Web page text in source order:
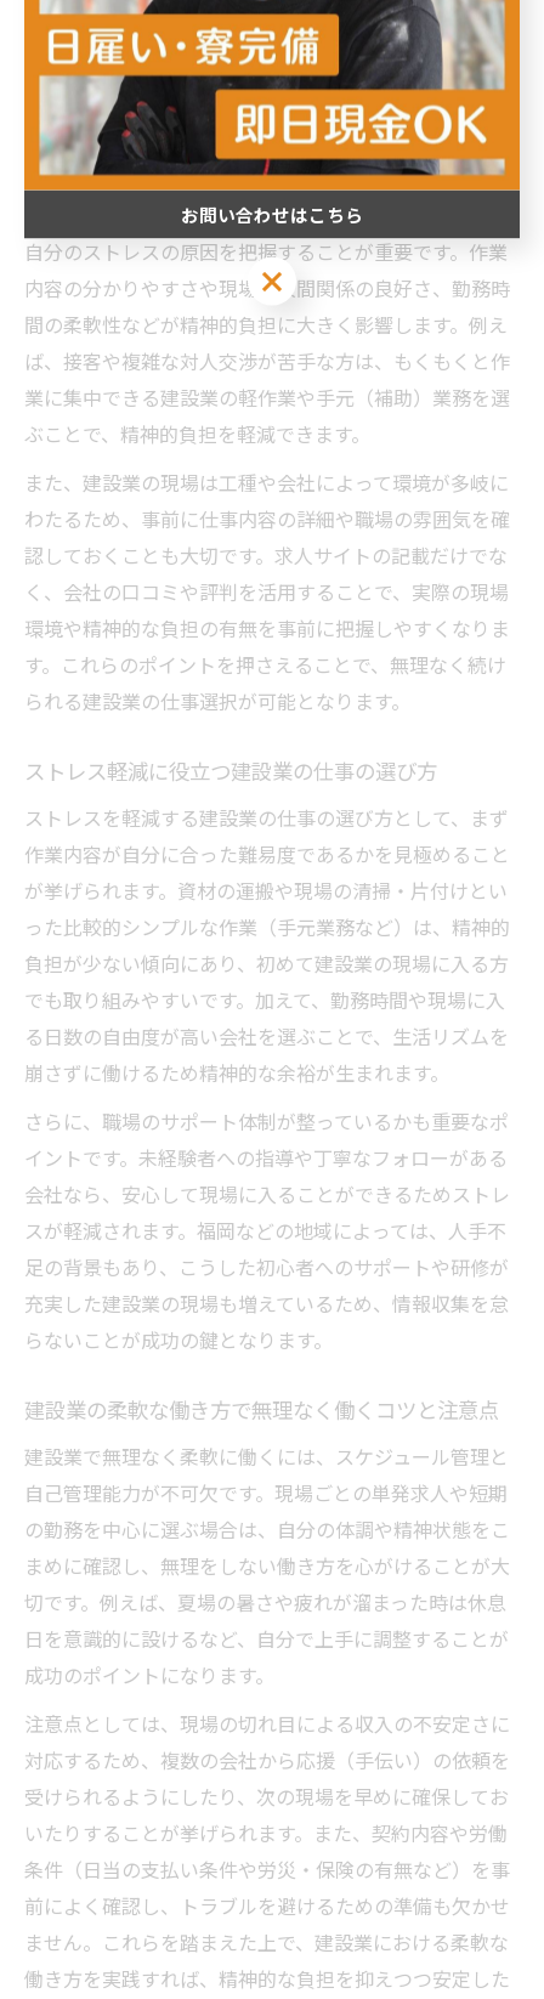
秘訣
建設業で精神的に楽な現場を見極める方法
建設業で精神的に楽な現場や職種を見極めるには、まず
自分のストレスの原因を把握することが重要です。作業
内容の分かりやすさや現場の人間関係の良好さ、勤務時
間の柔軟性などが精神的負担に大きく影響します。例え
ば、接客や複雑な対人交渉が苦手な方は、もくもくと作
業に集中できる建設業の軽作業や手元（補助）業務を選
ぶことで、精神的負担を軽減できます。
また、建設業の現場は工種や会社によって環境が多岐に
わたるため、事前に仕事内容の詳細や職場の雰囲気を確
認しておくことも大切です。求人サイトの記載だけでな
く、会社の口コミや評判を活用することで、実際の現場
環境や精神的な負担の有無を事前に把握しやすくなりま
す。これらのポイントを押さえることで、無理なく続け
られる建設業の仕事選択が可能となります。
ストレス軽減に役立つ建設業の仕事の選び方
ストレスを軽減する建設業の仕事の選び方として、まず
作業内容が自分に合った難易度であるかを見極めること
が挙げられます。資材の運搬や現場の清掃・片付けとい
った比較的シンプルな作業（手元業務など）は、精神的
負担が少ない傾向にあり、初めて建設業の現場に入る方
でも取り組みやすいです。加えて、勤務時間や現場に入
る日数の自由度が高い会社を選ぶことで、生活リズムを
崩さずに働けるため精神的な余裕が生まれます。
さらに、職場のサポート体制が整っているかも重要なポ
イントです。未経験者への指導や丁寧なフォローがある
会社なら、安心して現場に入ることができるためストレ
スが軽減されます。福岡などの地域によっては、人手不
足の背景もあり、こうした初心者へのサポートや研修が
充実した建設業の現場も増えているため、情報収集を怠
らないことが成功の鍵となります。
建設業の柔軟な働き方で無理なく働くコツと注意点
建設業で無理なく柔軟に働くには、スケジュール管理と
自己管理能力が不可欠です。現場ごとの単発求人や短期
の勤務を中心に選ぶ場合は、自分の体調や精神状態をこ
まめに確認し、無理をしない働き方を心がけることが大
切です。例えば、夏場の暑さや疲れが溜まった時は休息
日を意識的に設けるなど、自分で上手に調整することが
成功のポイントになります。
注意点としては、現場の切れ目による収入の不安定さに
対応するため、複数の会社から応援（手伝い）の依頼を
受けられるようにしたり、次の現場を早めに確保してお
いたりすることが挙げられます。また、契約内容や労働
条件（日当の支払い条件や労災・保険の有無など）を事
前によく確認し、トラブルを避けるための準備も欠かせ
ません。これらを踏まえた上で、建設業における柔軟な
働き方を実践すれば、精神的な負担を抑えつつ安定した
お問い合わせはこちら
お問い合わせはこちら